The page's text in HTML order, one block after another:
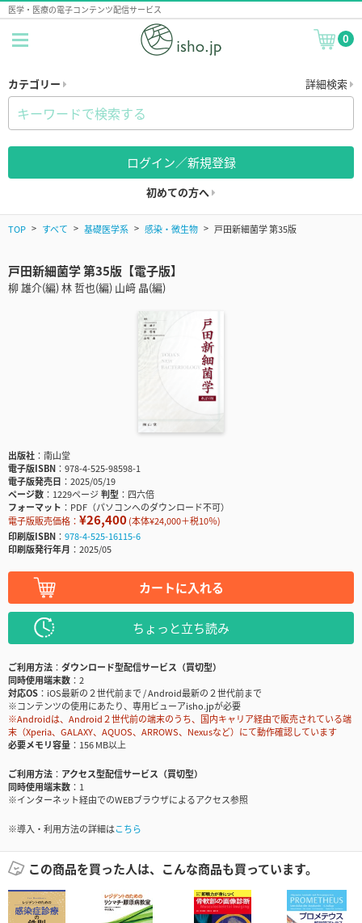
医学・医療の電子コンテンツ配信サービス
0
カテゴリー 詳細検索
ログイン／新規登録
初めての方へ
TOP すべて 基礎医学系 感染・微生物 戸田新細菌学 第35版
戸田新細菌学 第35版【電子版】
柳 雄介(編) 林 哲也(編) 山﨑 晶(編)
出版社
南山堂
電子版ISBN
978-4-525-98598-1
電子版発売日
2025/05/19
ページ数
1229ページ判型
四六倍
フォーマット
PDF（パソコンへのダウンロード不可）
電子版販売価格： ¥26,400(本体¥24,000＋税10％)
印刷版ISBN
978-4-525-16115-6
印刷版発行年月
2025/05
カートに入れる
ちょっと立ち読み
ご利用方法
ダウンロード型配信サービス（買切型）
同時使用端末数
2
対応OS
iOS最新の２世代前まで / Android最新の２世代前まで
※コンテンツの使用にあたり、専用ビューアisho.jpが必要
※Androidは、Android２世代前の端末のうち、国内キャリア経由で販売されている端
末（Xperia、GALAXY、AQUOS、ARROWS、Nexusなど）にて動作確認しています
必要メモリ容量
156 MB以上
ご利用方法
アクセス型配信サービス（買切型）
同時使用端末数
1
※インターネット経由でのWEBブラウザによるアクセス参照
※導入・利用方法の詳細はこちら
この商品を買った人は、こんな商品も買っています。